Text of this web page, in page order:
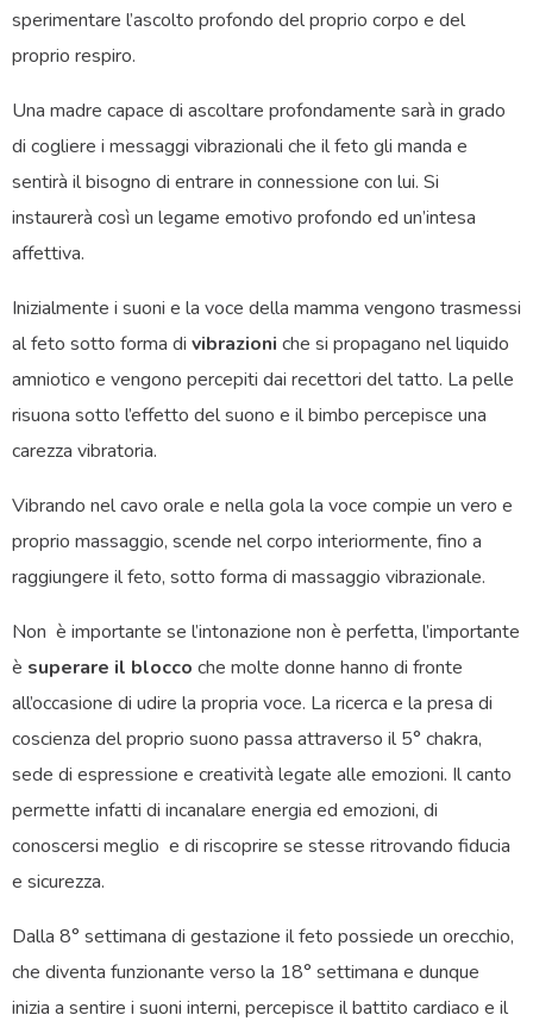
sperimentare l’ascolto profondo del proprio corpo e del
proprio respiro.
Una madre capace di ascoltare profondamente sarà in grado
di cogliere i messaggi vibrazionali che il feto gli manda e
sentirà il bisogno di entrare in connessione con lui. Si
instaurerà così un legame emotivo profondo ed un’intesa
affettiva.
Inizialmente i suoni e la voce della mamma vengono trasmessi
al feto sotto forma di vibrazioni che si propagano nel liquido
amniotico e vengono percepiti dai recettori del tatto. La pelle
risuona sotto l’effetto del suono e il bimbo percepisce una
carezza vibratoria.
Vibrando nel cavo orale e nella gola la voce compie un vero e
proprio massaggio, scende nel corpo interiormente, fino a
raggiungere il feto, sotto forma di massaggio vibrazionale.
Non è importante se l’intonazione non è perfetta, l’importante
è superare il blocco che molte donne hanno di fronte
all’occasione di udire la propria voce. La ricerca e la presa di
coscienza del proprio suono passa attraverso il 5° chakra,
sede di espressione e creatività legate alle emozioni. Il canto
permette infatti di incanalare energia ed emozioni, di
conoscersi meglio e di riscoprire se stesse ritrovando fiducia
e sicurezza.
Dalla 8° settimana di gestazione il feto possiede un orecchio,
che diventa funzionante verso la 18° settimana e dunque
inizia a sentire i suoni interni, percepisce il battito cardiaco e il